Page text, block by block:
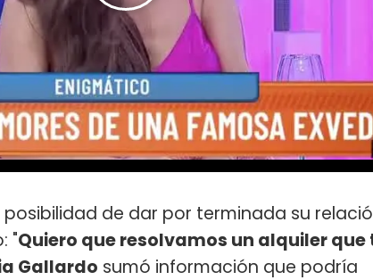
de dar por terminada su
"Quiero que resolvamos un alquiler que
Gallardo sumó información que podría